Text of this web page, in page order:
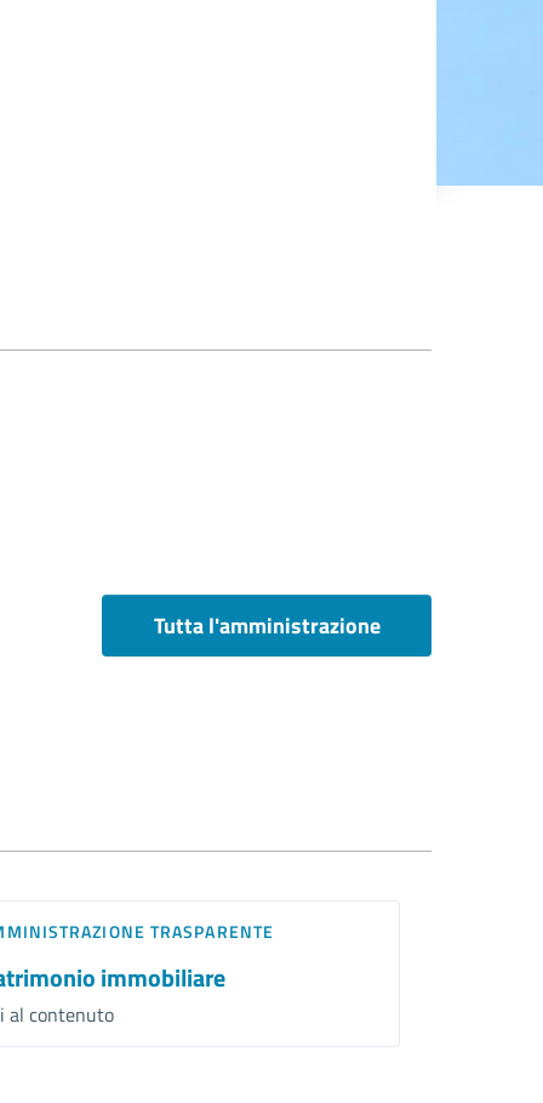
Tutta l'amministrazione
TRASPARENTE
immobiliare
al contenuto